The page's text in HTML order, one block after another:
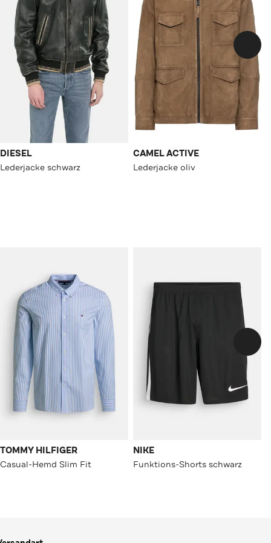
DIESEL
Lederjacke schwarz
CAMEL ACTIVE
Lederjacke oliv
TOMMY HILFIGER
Casual-Hemd Slim Fit
NIKE
Funktions-Shorts schwarz